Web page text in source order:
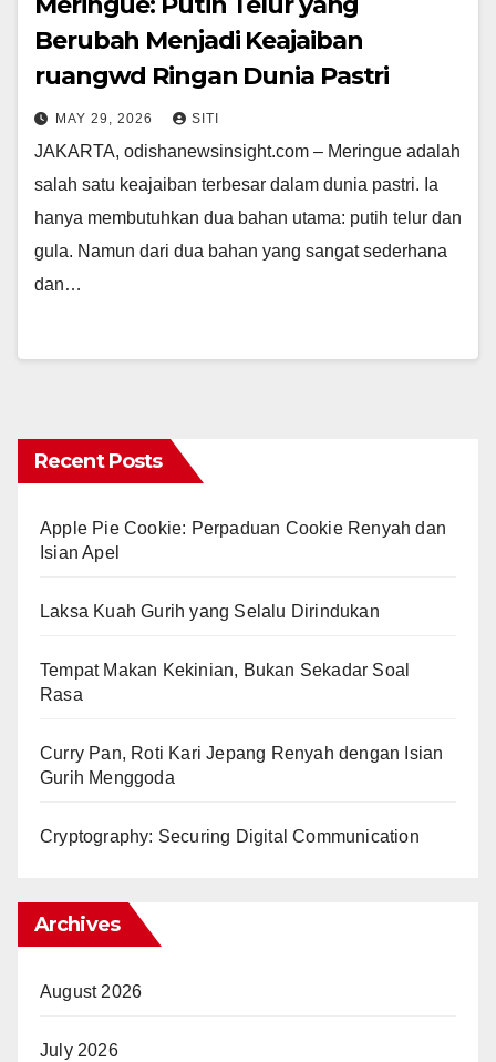
Berubah Menjadi Keajaiban
ruangwd Ringan Dunia Pastri
MAY 29, 2026 SITI
JAKARTA, odishanewsinsight.com – Meringue adalah
salah satu keajaiban terbesar dalam dunia pastri. Ia
hanya membutuhkan dua bahan utama: putih telur dan
gula. Namun dari dua bahan yang sangat sederhana
dan…
Recent Posts
Apple Pie Cookie: Perpaduan Cookie Renyah dan
Isian Apel
Laksa Kuah Gurih yang Selalu Dirindukan
Tempat Makan Kekinian, Bukan Sekadar Soal
Rasa
Curry Pan, Roti Kari Jepang Renyah dengan Isian
Gurih Menggoda
Cryptography: Securing Digital Communication
Archives
August 2026
July 2026